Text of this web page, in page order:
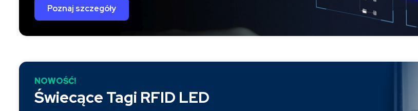
Poznaj szczegóły
NOWOŚĆ!
Świecące Tagi RFID LED